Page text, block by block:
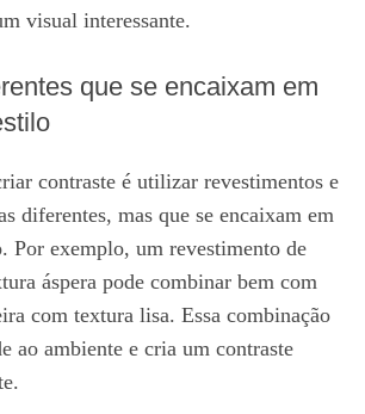
visual interessante.
que se encaixam em
contraste é utilizar revestimentos e
diferentes, mas que se encaixam em
Por exemplo, um revestimento de
áspera pode combinar bem com
com textura lisa. Essa combinação
ao ambiente e cria um contraste